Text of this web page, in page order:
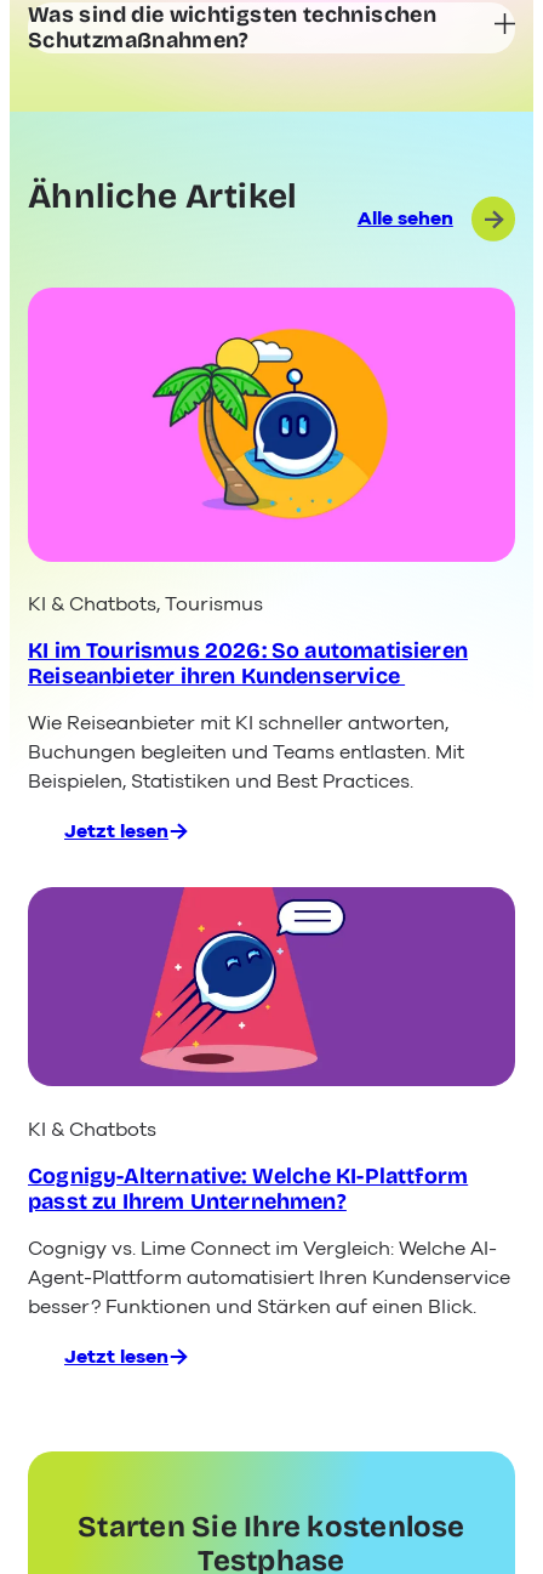
Was sind die wichtigsten technischen
Schutzmaßnahmen?
Ähnliche Artikel
Alle sehen
KI & Chatbots, Tourismus
KI im Tourismus 2026: So automatisieren
Reiseanbieter ihren Kundenservice
Wie Reiseanbieter mit KI schneller antworten,
Buchungen begleiten und Teams entlasten. Mit
Beispielen, Statistiken und Best Practices.
Jetzt lesen
:
Tourismus 2026:
So automatisieren
Reiseanbieter
ihren
Kundenservice
KI & Chatbots
Cognigy-Alternative: Welche KI-Plattform
passt zu Ihrem Unternehmen?
Cognigy vs. Lime Connect im Vergleich: Welche AI-
Agent-Plattform automatisiert Ihren Kundenservice
besser? Funktionen und Stärken auf einen Blick.
Jetzt lesen
:
Welche
passt
Starten Sie Ihre kostenlose
Testphase